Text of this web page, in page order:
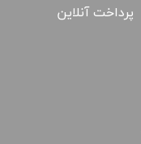
پرداخت آنلاین